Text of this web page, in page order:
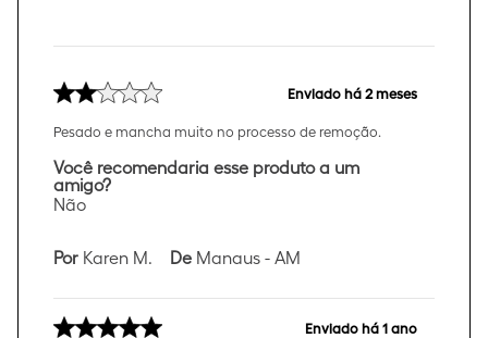
Enviado há 2 meses
Pesado e mancha muito no processo de remoção.
Você recomendaria esse produto a um
amigo?
Não
Por Karen M. De Manaus - AM
Enviado há 1 ano